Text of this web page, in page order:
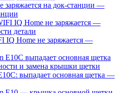
заряжается на док-станции —
IQ Home не заряжается —
выпадает основная щетка —